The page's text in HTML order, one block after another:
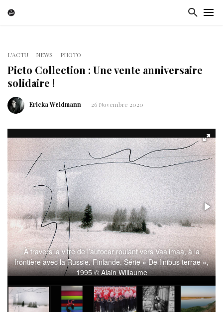
L'ACTU NEWS PHOTO
Picto Collection : Une vente anniversaire
solidaire !
Ericka Weidmann 26 Novembre 2020
À travers la vitre de l’autocar roulant vers Vaalimaa, à la
frontière avec la Russie. Finlande. Série « De finibus terrae »,
1995 © Alain Willaume